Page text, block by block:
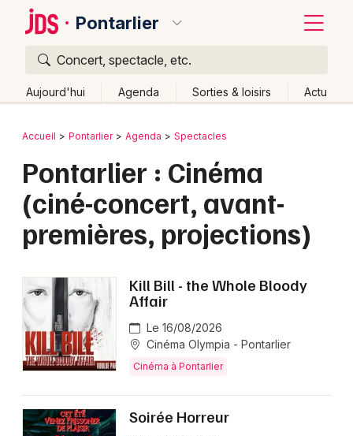
Pontarlier
Concert, spectacle, etc.
Aujourd'hui Agenda Sorties & loisirs Actu
Publier un événement
Grands événements
Manifestations
Foires & salons
Concerts
Bordeaux
Colmar
Lille
Marseille
Mulhouse
Montpellier
Nantes
Nice
Retour
Accueil Pontarlier Agenda Spectacles
Pontarlier : Cinéma
(ciné-concert, avant-
premières, projections)
Kill Bill - the Whole Bloody
Affair
Le 16/08/2026
Cinéma Olympia - Pontarlier
Cinéma à Pontarlier
Soirée Horreur
Quoi ?
Où ?
Partout
Près de moi Changer de lieu
Quand ?
Effacer les dates
Aujourd'hui
Demain Ce week-end Autre